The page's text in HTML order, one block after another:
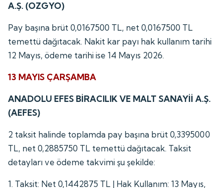
A.Ş. (OZGYO)
Pay başına brüt 0,0167500 TL, net 0,0167500 TL
temettü dağıtacak. Nakit kar payı hak kullanım tarihi
12 Mayıs, ödeme tarihi ise 14 Mayıs 2026.
13 MAYIS ÇARŞAMBA
ANADOLU EFES BİRACILIK VE MALT SANAYİİ A.Ş.
(AEFES)
2 taksit halinde toplamda pay başına brüt 0,3395000
TL, net 0,2885750 TL temettü dağıtacak. Taksit
detayları ve ödeme takvimi şu şekilde:
1. Taksit: Net 0,1442875 TL | Hak Kullanım: 13 Mayıs,